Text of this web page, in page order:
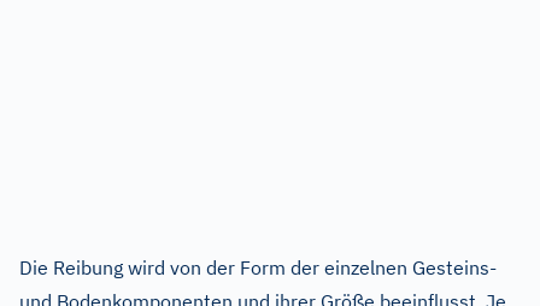
Die Reibung wird von der Form der einzelnen Gesteins-